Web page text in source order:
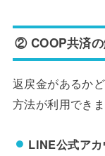
② COOP共済の
返戻金があるか
方法が利用できま
LINE公式ア